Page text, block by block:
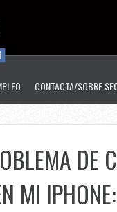
CONTACTA/SOBRE
DE
MI